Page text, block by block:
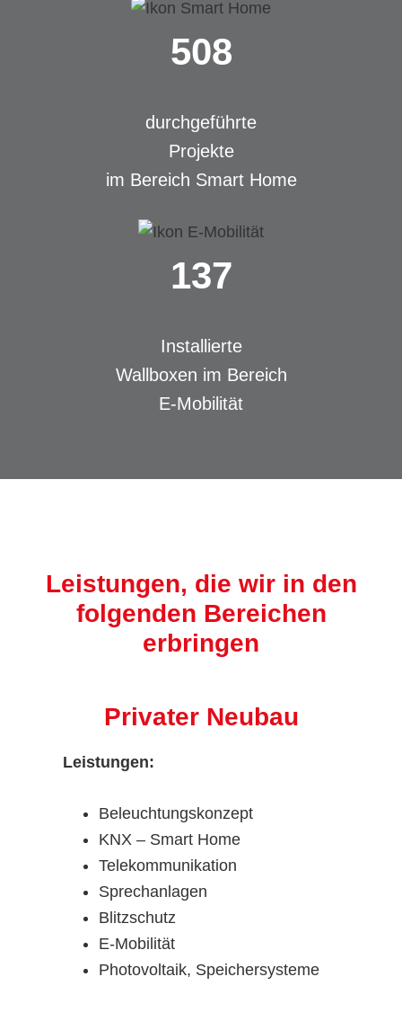
508
durchgeführte
Projekte
im Bereich Smart Home
137
Installierte
Wallboxen im Bereich
E-Mobilität
Leistungen, die wir in den
folgenden Bereichen
erbringen
Privater Neubau
Leistungen:
Beleuchtungskonzept
KNX – Smart Home
Telekommunikation
Sprechanlagen
Blitzschutz
E-Mobilität
Photovoltaik, Speichersysteme